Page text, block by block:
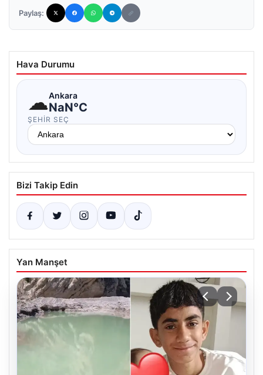
Paylaş:
Hava Durumu
☁Ankara
NaN°C
ŞEHIR SEÇ
Bizi Takip Edin
Yan Manşet